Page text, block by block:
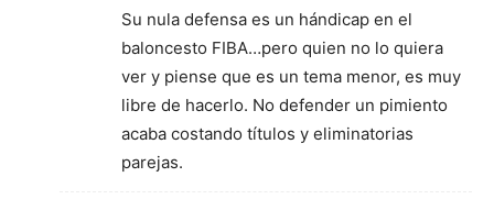
Su nula defensa es un hándicap en el
baloncesto FIBA…pero quien no lo quiera
ver y piense que es un tema menor, es muy
libre de hacerlo. No defender un pimiento
acaba costando títulos y eliminatorias
parejas.